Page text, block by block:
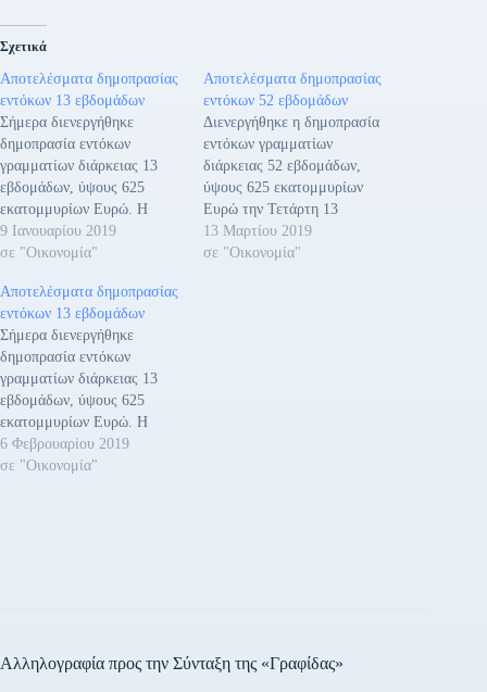
Σχετικά
Αποτελέσματα δημοπρασίας
εντόκων 13 εβδομάδων
Σήμερα διενεργήθηκε
δημοπρασία εντόκων
γραμματίων διάρκειας 13
εβδομάδων, ύψους 625
εκατομμυρίων Ευρώ. Η
απόδοση διαμορφώθηκε στο
0,67%. Υποβλήθηκαν
1.142 εκατομμυρίων Ευρώ,
που υπερκάλυψαν το
ζητούμενο ποσό κατά 1,83
φορές. Η δημοπρασία
πραγματοποιήθηκε μέσω των
Βασικών Διαπραγματευτών
Αγοράς (Primary Dealers),
και η ημερομηνία
διακανονισμού είναι η
9 Ιανουαρίου 2019
σε "Οικονομία"
Αποτελέσματα δημοπρασίας
εντόκων 52 εβδομάδων
Διενεργήθηκε η δημοπρασία
εντόκων γραμματίων
διάρκειας 52 εβδομάδων,
ύψους 625 εκατομμυρίων
Ευρώ την Τετάρτη 13
Μαρτίου 2019. Η απόδοση
διαμορφώθηκε στο 0,95%.
13 Μαρτίου 2019
σε "Οικονομία"
Αποτελέσματα δημοπρασίας
εντόκων 13 εβδομάδων
Σήμερα διενεργήθηκε
δημοπρασία εντόκων
γραμματίων διάρκειας 13
εβδομάδων, ύψους 625
εκατομμυρίων Ευρώ. Η
απόδοση διαμορφώθηκε στο
0,50%. Υποβλήθηκαν
και η ημερομηνία
6 Φεβρουαρίου 2019
σε "Οικονομία"
Αλληλογραφία προς την Σύνταξη της «Γραφίδας»